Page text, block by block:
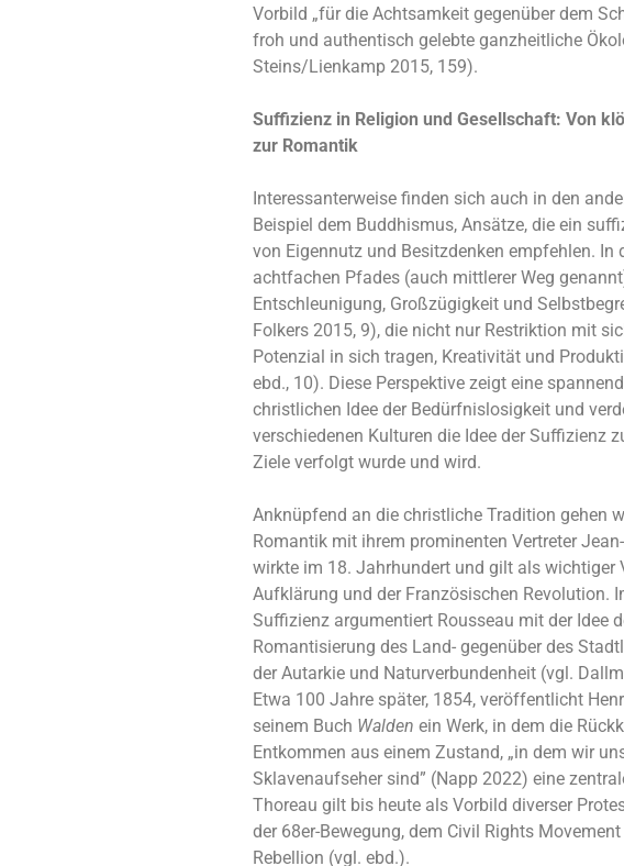
Vorbild „für die Achtsamkeit gegenüber dem
froh und authentisch gelebte ganzheitliche
Steins/Lienkamp 2015, 159).
Suffizienz in Religion und Gesellschaft: Von
zur Romantik
Interessanterweise finden sich auch in den
Beispiel dem Buddhismus, Ansätze, die ein
von Eigennutz und Besitzdenken empfehlen. In
achtfachen Pfades (auch mittlerer Weg
Entschleunigung, Großzügigkeit und
Folkers 2015, 9), die nicht nur Restriktion mit
Potenzial in sich tragen, Kreativität und
ebd., 10). Diese Perspektive zeigt eine
christlichen Idee der Bedürfnislosigkeit und
verschiedenen Kulturen die Idee der Suffizienz
Ziele verfolgt wurde und wird.
Anknüpfend an die christliche Tradition gehen
Romantik mit ihrem prominenten Vertreter
wirkte im 18. Jahrhundert und gilt als wichtiger
Aufklärung und der Französischen Revolution.
Suffizienz argumentiert Rousseau mit der Idee
Romantisierung des Land- gegenüber des
der Autarkie und Naturverbundenheit (vgl.
Etwa 100 Jahre später, 1854, veröffentlicht
seinem Buch Walden ein Werk, in dem die
Entkommen aus einem Zustand, „in dem wir
Sklavenaufseher sind” (Napp 2022) eine
Thoreau gilt bis heute als Vorbild diverser
der 68er-Bewegung, dem Civil Rights
Rebellion (vgl. ebd.).